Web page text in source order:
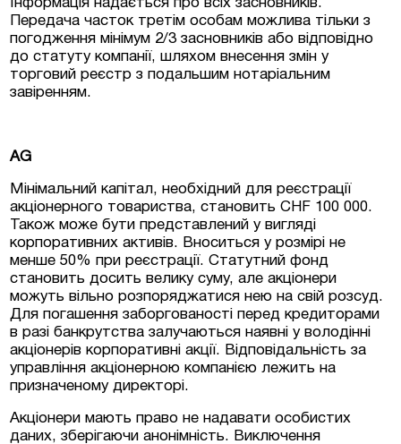
Інформація надається про всіх засновників.
Передача часток третім особам можлива тільки з
погодження мінімум 2/3 засновників або відповідно
до статуту компанії, шляхом внесення змін у
торговий реєстр з подальшим нотаріальним
завіренням.
AG
Мінімальний капітал, необхідний для реєстрації
акціонерного товариства, становить CHF 100 000.
Також може бути представлений у вигляді
корпоративних активів. Вноситься у розмірі не
менше 50% при реєстрації. Статутний фонд
становить досить велику суму, але акціонери
можуть вільно розпоряджатися нею на свій розсуд.
Для погашення заборгованості перед кредиторами
в разі банкрутства залучаються наявні у володінні
акціонерів корпоративні акції. Відповідальність за
управління акціонерною компанією лежить на
призначеному директорі.
Акціонери мають право не надавати особистих
даних, зберігаючи анонімність. Виключення